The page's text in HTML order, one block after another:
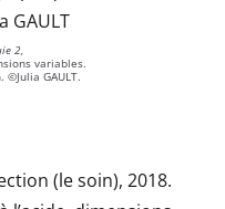
2,
variables.
GAULT.